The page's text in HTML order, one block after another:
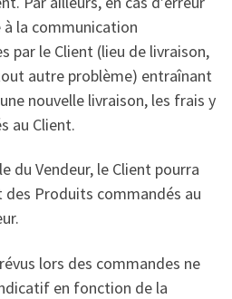
la communication
par le Client (lieu de livraison,
autre problème) entraînant
nouvelle livraison, les frais y
au Client.
du Vendeur, le Client pourra
des Produits commandés au
lors des commandes ne
en fonction de la